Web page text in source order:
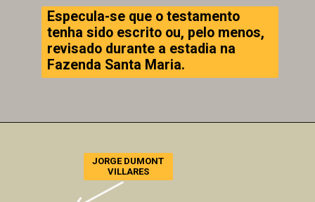
Especula-se que o testamento
tenha sido escrito ou, pelo menos,
revisado durante a estadia na
Fazenda Santa Maria.
JORGE DUMONT
VILLARES